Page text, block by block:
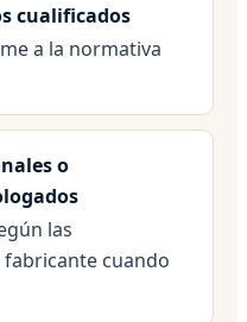
cualificados
a la normativa
o
las
fabricante cuando